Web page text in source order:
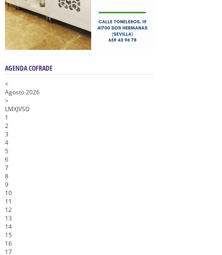
AGENDA COFRADE
<
Agosto 2026
>
LMXJVSD
1
2
3
4
5
6
7
8
9
10
11
12
13
14
15
16
17